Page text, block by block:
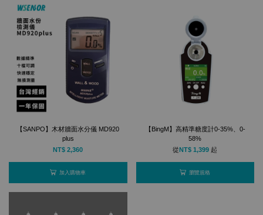
【SANPO】木材牆面水分儀 MD920
plus
NT$ 2,360
加入購物車
【BingM】高精準糖度計0-35%、0-
58%
從 NT$ 1,399 起
瀏覽規格